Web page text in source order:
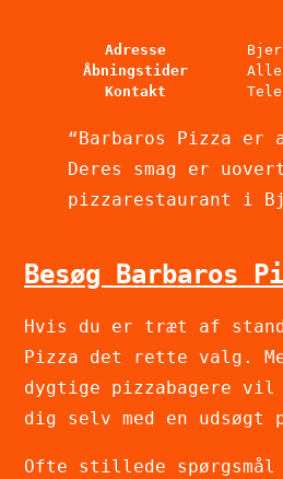
Adresse
Åbningstider
Alle
Kontakt
“Barbaros Pizza
Deres smag er
pizzarestaurant i
Besøg Barbaros
Hvis du er træt af
Pizza det rette valg.
dygtige pizzabagere
dig selv med en udsøgt
Ofte stillede spørgsmål